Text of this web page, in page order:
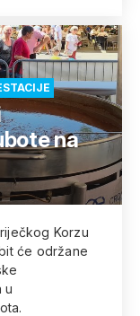
na
Korzu
će održane
u